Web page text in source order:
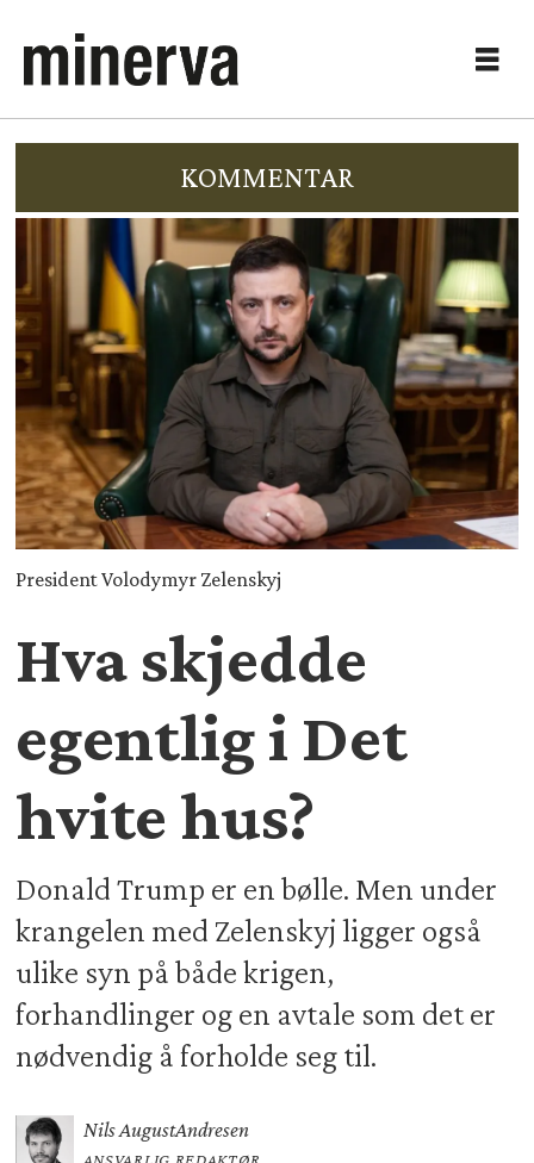
KOMMENTAR
President Volodymyr Zelenskyj
Hva skjedde
egentlig i Det
hvite hus?
Donald Trump er en bølle. Men under
krangelen med Zelenskyj ligger også
ulike syn på både krigen,
forhandlinger og en avtale som det er
nødvendig å forholde seg til.
Nils AugustAndresen